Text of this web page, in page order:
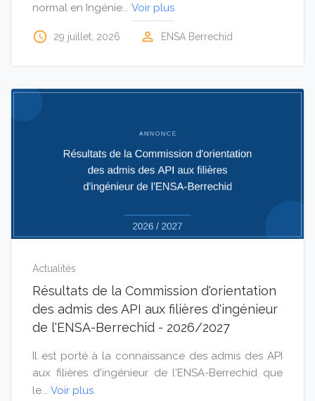
normal en Ingénie... Voir plus
access_time 29 juillet, 2026 perm_identity ENSA Berrechid
Actualités
Résultats de la Commission d'orientation
des admis des API aux filières d'ingénieur
de l'ENSA-Berrechid - 2026/2027
Il est porté à la connaissance des admis des API
aux filières d'ingénieur de l'ENSA-Berrechid que
le... Voir plus